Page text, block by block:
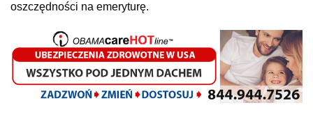
oszczędności na emeryturę.